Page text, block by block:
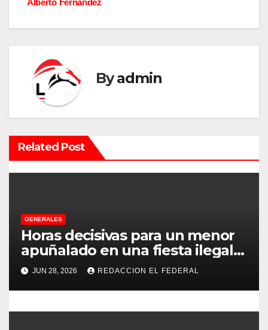
g
c
ó
n
d
e
n
t
r
a
Alberto Fernández
Byadmin
Related Post
GENERALES
Horas decisivas para un menor
apuñalado en una fiesta ilegal
con más de 500 asistentes en
Chilecito
JUN 28, 2026 REDACCION EL FEDERAL